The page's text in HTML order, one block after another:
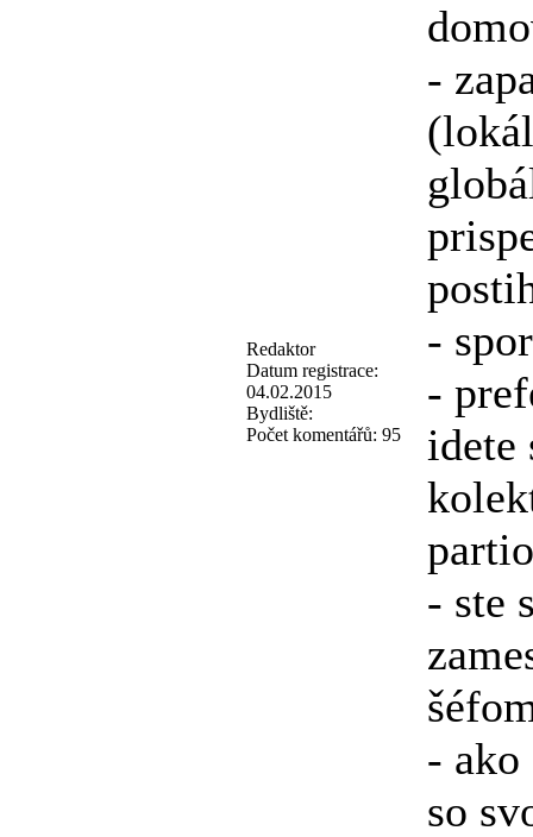
Redaktor
Datum registrace:
04.02.2015
Bydliště:
Počet komentářů: 95
-
-
-
idete
- ste
- ako
so